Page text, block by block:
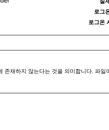
로그
로그온
존재하지 않는다는 것을 의미합니다. 파